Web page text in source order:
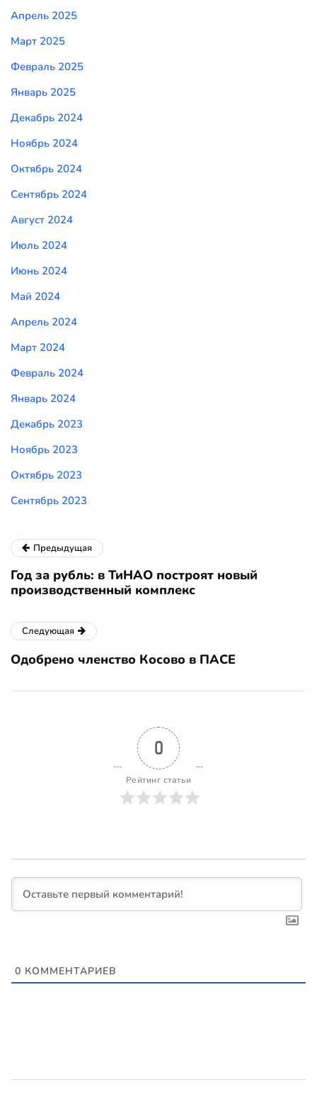
Апрель 2025
Март 2025
Февраль 2025
Январь 2025
Декабрь 2024
Ноябрь 2024
Октябрь 2024
Сентябрь 2024
Август 2024
Июль 2024
Июнь 2024
Май 2024
Апрель 2024
Март 2024
Февраль 2024
Январь 2024
Декабрь 2023
Ноябрь 2023
Октябрь 2023
Сентябрь 2023
Предыдущая
Год за рубль: в ТиНАО построят новый
производственный комплекс
Следующая
Одобрено членство Косово в ПАСЕ
0
Рейтинг статьи
0 КОММЕНТАРИЕВ